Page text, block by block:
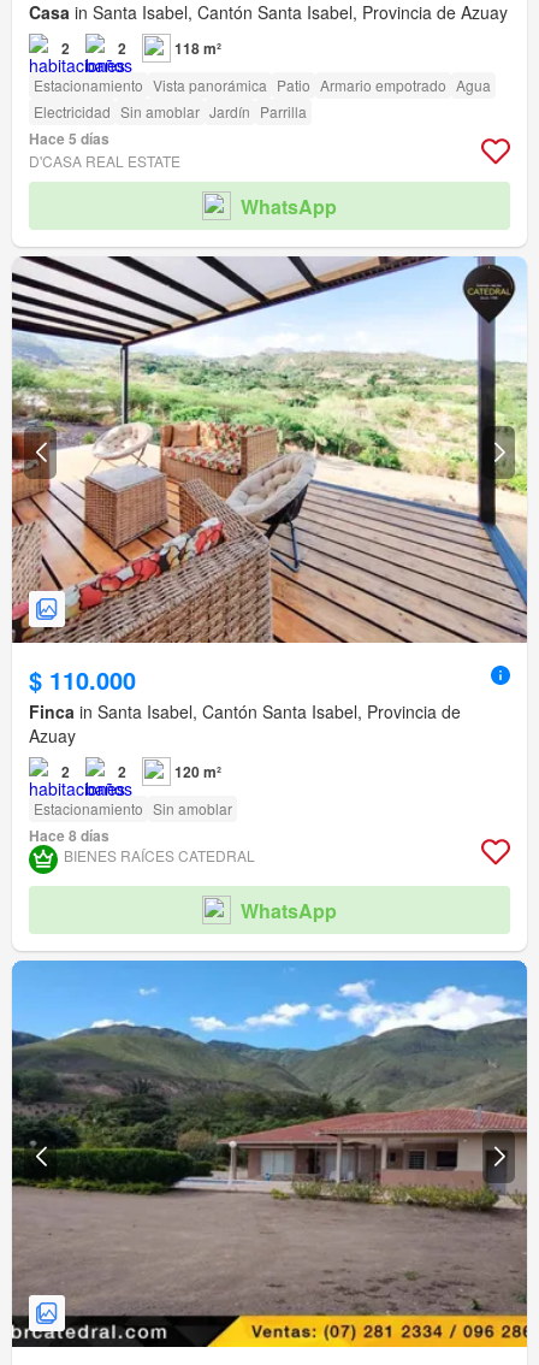
Casa in Santa Isabel, Cantón Santa Isabel, Provincia de Azuay
2 2 118 m²
Estacionamiento Vista panorámica Patio Armario empotrado Agua
Electricidad Sin amoblar Jardín Parrilla
Hace 5 días
D'CASA REAL ESTATE
WhatsApp
$ 110.000
Finca in Santa Isabel, Cantón Santa Isabel, Provincia de
Azuay
2 2 120 m²
Estacionamiento Sin amoblar
Hace 8 días
BIENES RAÍCES CATEDRAL
WhatsApp